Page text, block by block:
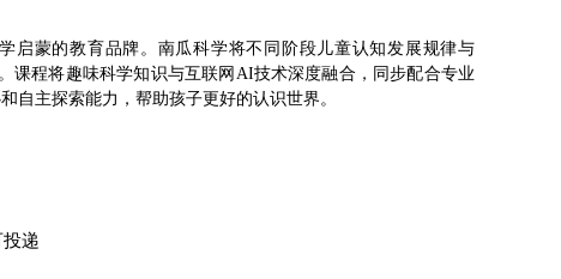
启蒙的教育品牌。南瓜科学将不同阶段儿童认知发展规律与
课程将趣味科学知识与互联网AI技术深度融合，同步配合专业
自主探索能力，帮助孩子更好的认识世界。
递